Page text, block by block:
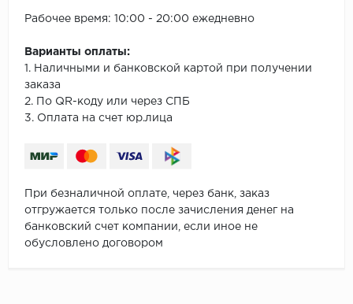
Рабочее время: 10:00 - 20:00 ежедневно
Варианты оплаты:
1. Наличными и банковской картой при получении
заказа
2. По QR-коду или через СПБ
3. Оплата на счет юр.лица
При безналичной оплате, через банк, заказ
отгружается только после зачисления денег на
банковский счет компании, если иное не
обусловлено договором